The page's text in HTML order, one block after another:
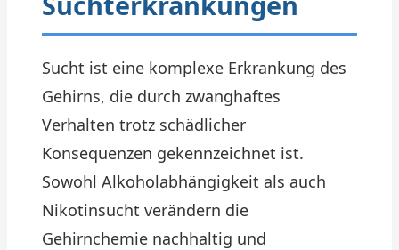
Sucht ist eine komplexe Erkrankung des
Gehirns, die durch zwanghaftes
Verhalten trotz schädlicher
Konsequenzen gekennzeichnet ist.
Sowohl Alkoholabhängigkeit als auch
Nikotinsucht verändern die
Gehirnchemie nachhaltig und